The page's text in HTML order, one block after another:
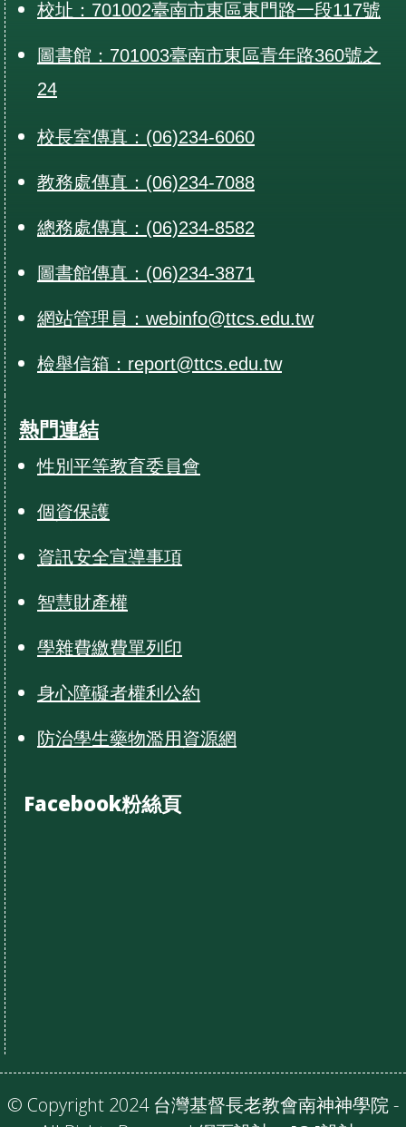
校址：701002臺南市東區東門路一段117號
圖書館：701003臺南市東區青年路360號之
24
校長室傳真：(06)234-6060
教務處傳真：(06)234-7088
總務處傳真：(06)234-8582
圖書館傳真：(06)234-3871
網站管理員：webinfo@ttcs.edu.tw
檢舉信箱：report@ttcs.edu.tw
熱門連結
性別平等教育委員會
個資保護
資訊安全宣導事項
智慧財產權
學雜費繳費單列印
身心障礙者權利公約
防治學生藥物濫用資源網
Facebook粉絲頁
© Copyright 2024 台灣基督長老教會南神神學院 -